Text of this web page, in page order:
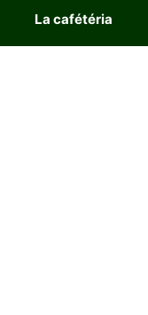
La cafétéria